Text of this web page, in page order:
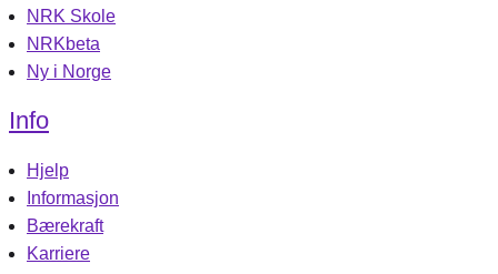
NRK Skole
NRKbeta
Ny i Norge
Info
Hjelp
Informasjon
Bærekraft
Karriere